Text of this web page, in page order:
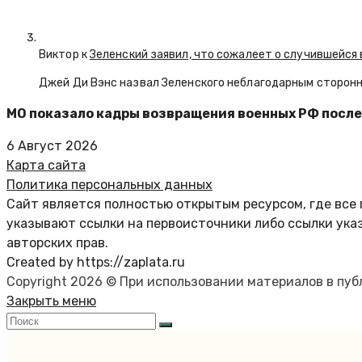
Виктор кЗеленский заявил, что сожалеет о
Джей Ди Вэнс назвал Зеленского неблагодарным
МО показало кадры возвращения военных РФ
6 Август 2026
Карта сайта
Политика персональных данных
Сайт является полностью открытым ресурсом, где
указывают ссылки на первоисточники либо ссылки
авторских прав.
Created by https://zaplata.ru
Copyright 2026 © При использовании материалов в
Закрыть меню